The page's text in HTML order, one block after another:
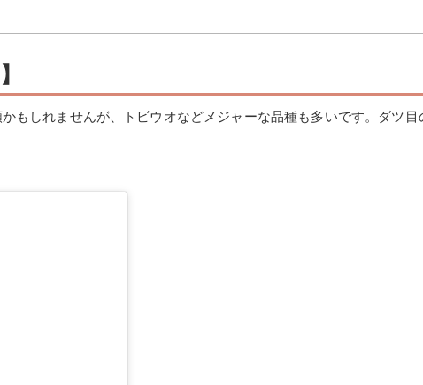
もしれませんが、トビウオなどメジャーな品種も多いです。ダツ目